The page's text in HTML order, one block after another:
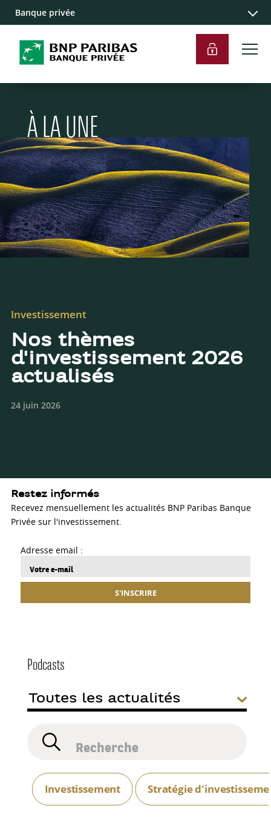
Banque privée
À LA UNE
Investissement
Nos thèmes
d'investissement 2026
actualisés
24 juin 2026
Restez informés
Recevez mensuellement les actualités BNP Paribas Banque
Privée sur l'investissement.
Adresse email :
S'INSCRIRE
Podcasts
Investissement Stratégie